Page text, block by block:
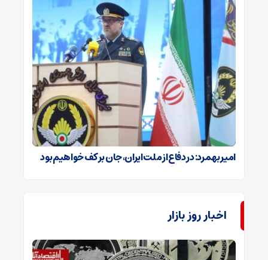
امیر بهمرد: در دفاع از ملت ایران، جان بر کف خواهیم بود
اخبار روز بازار